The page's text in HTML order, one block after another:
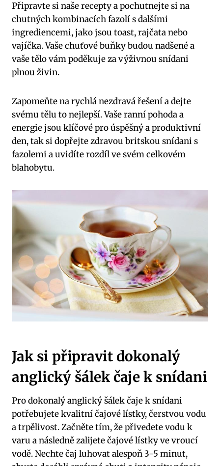
Připravte si naše recepty a pochutnejte si na
chutných kombinacích fazolí s dalšími
ingrediencemi, jako jsou toast, rajčata nebo
vajíčka. Vaše chuťové buňky budou nadšené a
vaše tělo vám poděkuje za výživnou snídani
plnou živin.
Zapomeňte na rychlá nezdravá řešení a dejte
svému tělu to nejlepší. Vaše ranní pohoda a
energie jsou klíčové pro úspěšný a produktivní
den, tak si dopřejte zdravou britskou snídani s
fazolemi a uvidíte rozdíl ve svém celkovém
blahobytu.
Jak si připravit dokonalý
anglický šálek čaje k snídani
Pro dokonalý anglický šálek čaje k snídani
potřebujete kvalitní čajové lístky, čerstvou vodu
a trpělivost. Začněte tím, že přivedete vodu k
varu a následně zalijete čajové lístky ve vroucí
vodě. Nechte čaj luhovat alespoň 3-5 minut,